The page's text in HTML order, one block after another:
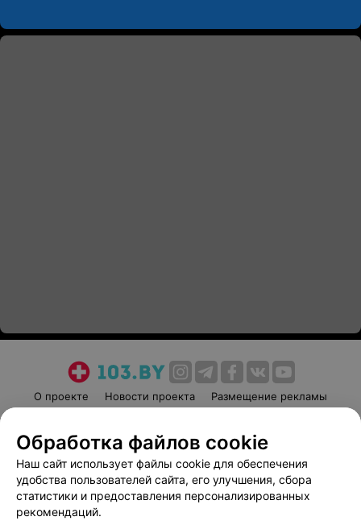
О проекте Новости проекта
Размещение рекламы
Пользовательское соглашение
Способы оплаты
Вакансии
Партнеры
Написать руководителю 103.by
Обработка файлов cookie
Наш сайт использует файлы cookie для обеспечения
удобства пользователей сайта, его улучшения, сбора
статистики и предоставления персонализированных
рекомендаций.